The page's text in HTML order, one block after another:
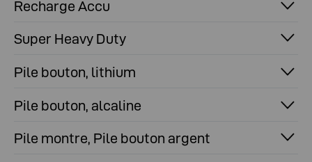
Recharge Accu
Super Heavy Duty
Pile bouton, lithium
Pile bouton, alcaline
Pile montre, Pile bouton argent